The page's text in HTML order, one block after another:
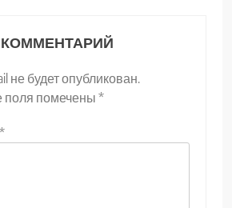
не будет опубликован.
поля помечены *
*